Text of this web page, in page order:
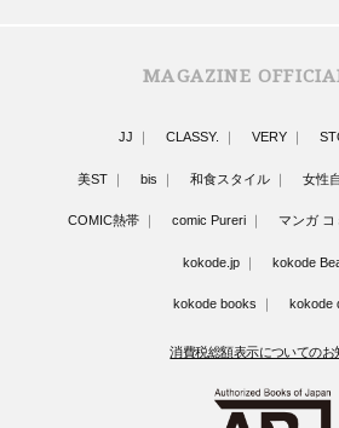
MAGAZINE
JJ CLASSY. VERY
美ST bis 和食スタイル 女性
COMIC熱帯 comic Pureri マンガ コ
kokode.jp kokode
kokode books kokode
消費税総額表示についてのお